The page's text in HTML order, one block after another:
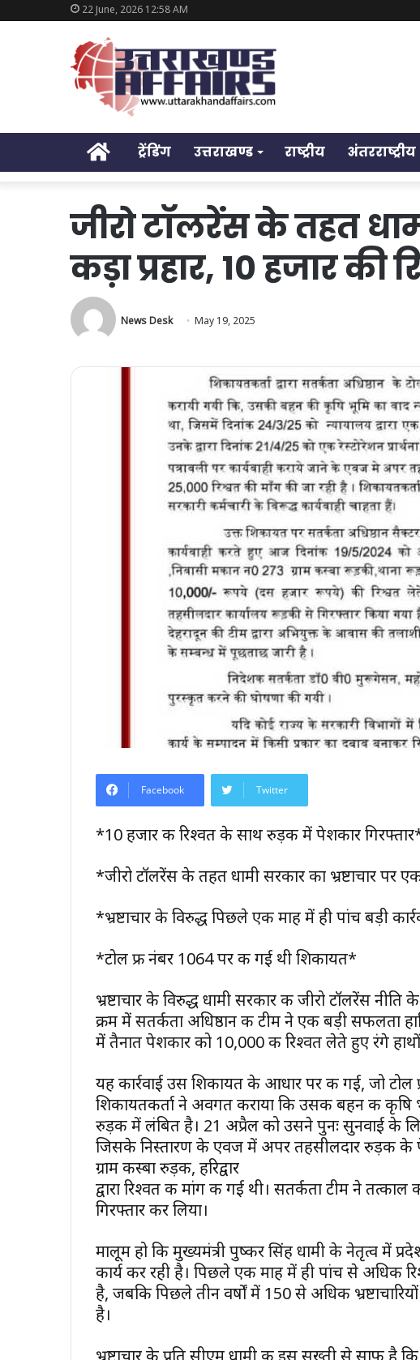
22 June, 2026 12:58 AM
Homeट्रेंडिंग उत्तराखण्ड राष्ट्रीय अंतरराष्ट्रीय
जीरो टॉलरेंस के तहत
कड़ा प्रहार, 10 हजार
News Desk May 19, 2025
Facebook Twitter
*10 हजार की रिश्वत के साथ रुड़की में पेशकार
*जीरो टॉलरेंस के तहत धामी सरकार का भ्रष्टाचार पर
*भ्रष्टाचार के विरुद्ध पिछले एक माह में ही पांच बड़ी
*टोल फ्री नंबर 1064 पर की गई थी शिकायत*
भ्रष्टाचार के विरुद्ध धामी सरकार की जीरो टॉलरेंस
क्रम में सतर्कता अधिष्ठान की टीम ने एक बड़ी सफलता
में तैनात पेशकार को ₹10,000 की रिश्वत लेते हुए रंगे हाथों
यह कार्रवाई उस शिकायत के आधार पर की गई, जो टोल
शिकायतकर्ता ने अवगत कराया कि उसकी बहन की कृषि
रुड़की में लंबित है। 21 अप्रैल को उसने पुनः सुनवाई के लिए
जिसके निस्तारण के एवज में अपर तहसीलदार रुड़की के
ग्राम कस्बा रुड़की, हरिद्वार
द्वारा रिश्वत की मांग की गई थी। सतर्कता टीम ने
गिरफ्तार कर लिया।
मालूम हो कि मुख्यमंत्री पुष्कर सिंह धामी के नेतृत्व में
कार्य कर रही है। पिछले एक माह में ही पांच से अधिक
है, जबकि पिछले तीन वर्षों में 150 से अधिक
है।
भ्रष्टाचार के प्रति सीएम धामी की इस सख्ती से साफ है